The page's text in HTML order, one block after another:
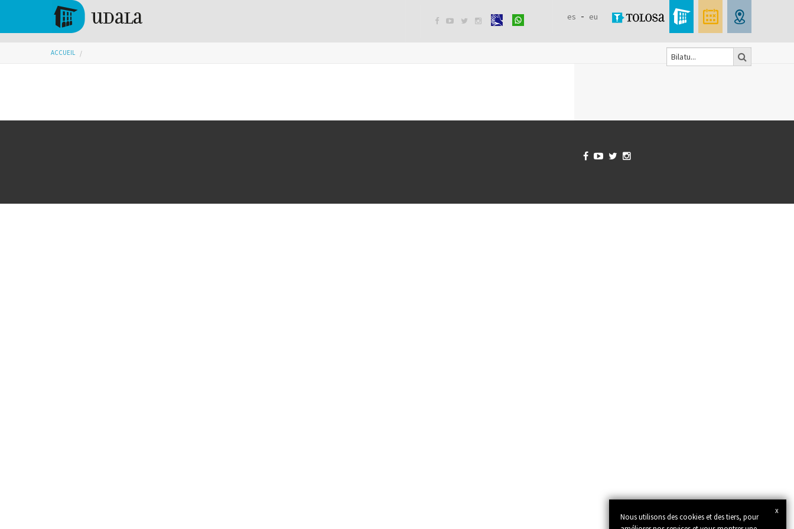
Aller au contenu principal
    es eu
Formulaire
recherche
Vous êtes ici
ACCUEIL
x
Nous utilisons des cookies et des tiers, pour
   